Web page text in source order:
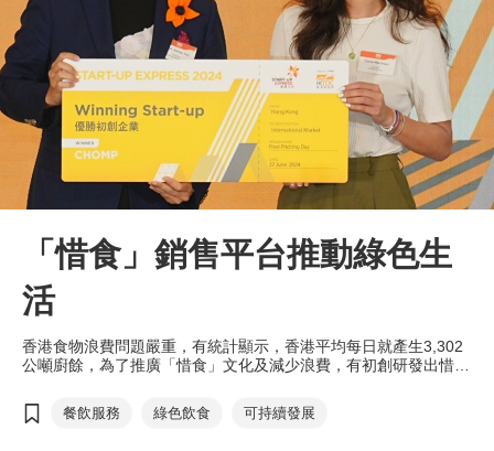
「惜食」銷售平台推動綠色生
活
香港食物浪費問題嚴重，有統計顯示，香港平均每日就產生3,302
公噸廚餘，為了推廣「惜食」文化及減少浪費，有初創研發出惜食
綠色生活。該公司憑藉創新的的商業意念及對可持續發展的承諾，
成為香港貿發局「創業快綫 2024」的十家優勝初創之一。
餐飲服務 綠色飲食 可持續發展